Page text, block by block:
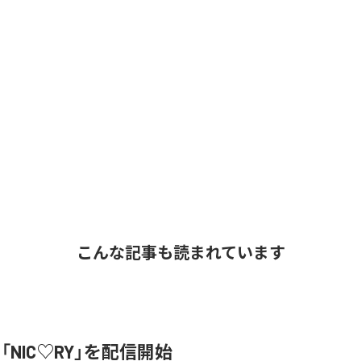
こんな記事も読まれています
NIC♡RY」を配信開始